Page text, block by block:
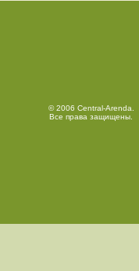
© 2006 Central-Arenda.
Все права защищены.